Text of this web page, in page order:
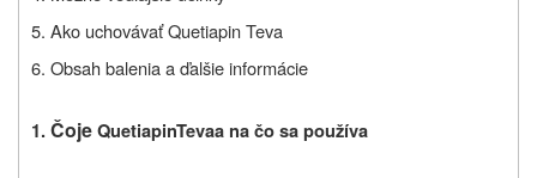
5. Ako uchovávať Quetiapin Teva
6. Obsah balenia a ďalšie informácie
1.ČojeQuetiapinTevaa na čo sa používa